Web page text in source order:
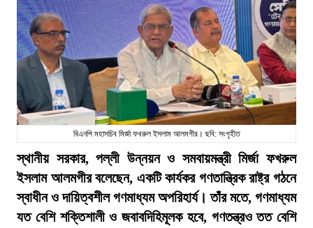
বিএনপি মহাসচিব মির্জা ফখরুল ইসলাম আলমগীর। ছবি: সংগৃহীত
স্থানীয় সরকার, পল্লী উন্নয়ন ও সমবায়মন্ত্রী মির্জা ফখরুল
ইসলাম আলমগীর বলেছেন, একটি কার্যকর গণতান্ত্রিক রাষ্ট্র গঠনে
স্বাধীন ও দায়িত্বশীল গণমাধ্যম অপরিহার্য। তাঁর মতে, গণমাধ্যম
যত বেশি শক্তিশালী ও জবাবদিহিমূলক হবে, গণতন্ত্রও তত বেশি